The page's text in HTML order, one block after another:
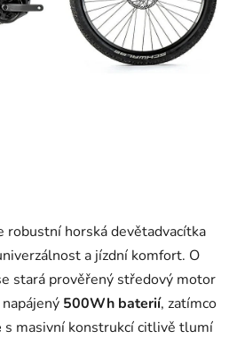
robustní horská devětadvacítka
a jízdní komfort. O
stará prověřený středový motor
napájený 500Wh baterií, zatímco
s masivní konstrukcí citlivě tlumí